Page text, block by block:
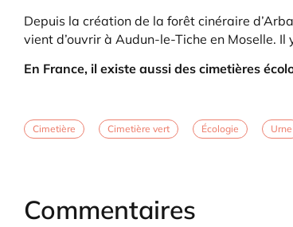
Depuis la création de la forêt cinéraire
vient d’ouvrir à Audun-le-Tiche en Moselle.
En France, il existe aussi des cimetières
Cimetière Cimetière vert Écologie Urne
Commentaires